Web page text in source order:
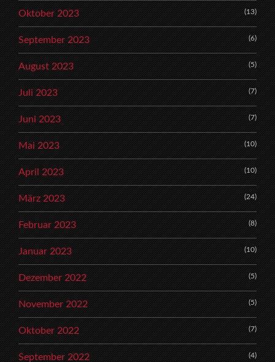
Oktober 2023 (13)
September 2023 (6)
August 2023 (5)
Juli 2023 (7)
Juni 2023 (7)
Mai 2023 (10)
April 2023 (10)
März 2023 (24)
Februar 2023 (8)
Januar 2023 (10)
Dezember 2022 (5)
November 2022 (5)
Oktober 2022 (7)
September 2022 (4)